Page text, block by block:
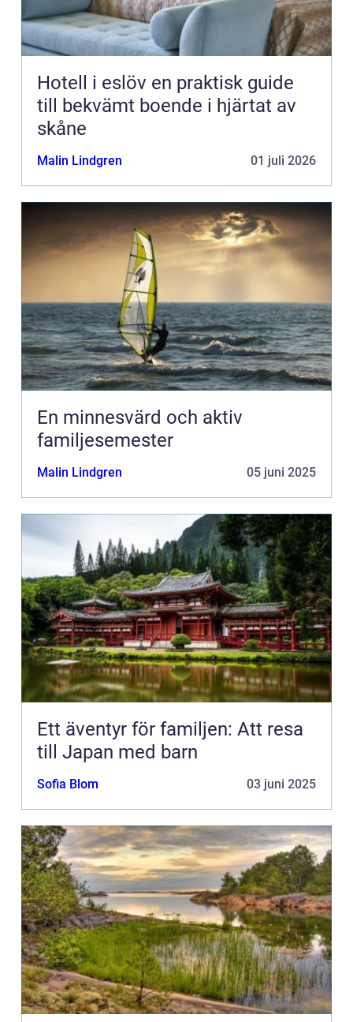
Hotell i eslöv en praktisk guide
till bekvämt boende i hjärtat av
skåne
Malin Lindgren 01 juli 2026
En minnesvärd och aktiv
familjesemester
Malin Lindgren 05 juni 2025
Ett äventyr för familjen: Att resa
till Japan med barn
Sofia Blom 03 juni 2025